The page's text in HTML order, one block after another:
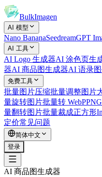
BulkImagen
AI 模型
Nano BananaSeedreamGPT
AI 工具
AI Logo 生成器AI 涂色页生
器AI 商品图生成器AI 语录
免费工具
批量图片压缩批量调整图片
量旋转图片批量转 WebP
量翻转图片批量裁成正方形
定价常见问题
简体中文
登录
AI 商品图生成器